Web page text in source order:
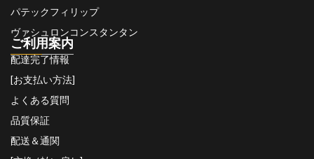
パテックフィリップ
ヴァシュロンコンスタンタン
ご利用案内
配達完了情報
[お支払い方法]
よくある質問
品質保証
配送＆通関